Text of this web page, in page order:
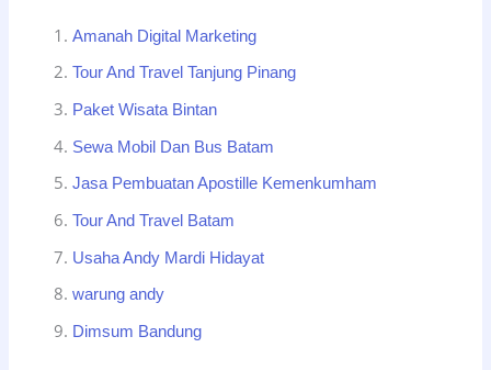
Amanah Digital Marketing
Tour And Travel Tanjung Pinang
Paket Wisata Bintan
Sewa Mobil Dan Bus Batam
Jasa Pembuatan Apostille Kemenkumham
Tour And Travel Batam
Usaha Andy Mardi Hidayat
warung andy
Dimsum Bandung